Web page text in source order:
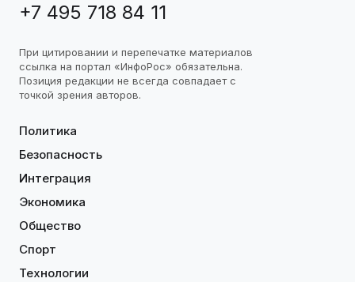
+7 495 718 84 11
При цитировании и перепечатке материалов
ссылка на портал «ИнфоРос» обязательна.
Позиция редакции не всегда совпадает с
точкой зрения авторов.
Политика
Безопасность
Интеграция
Экономика
Общество
Спорт
Технологии